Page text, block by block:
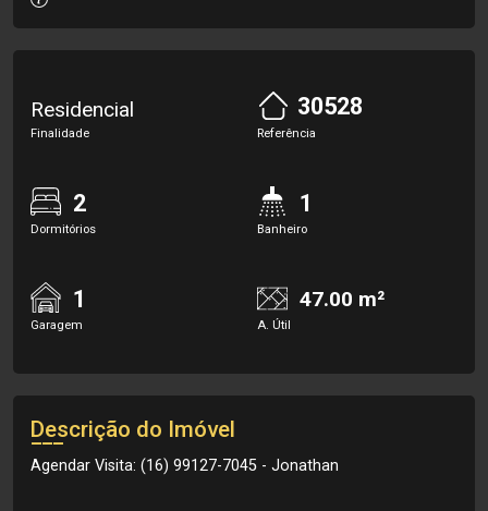
Residencial
Finalidade
30528
Referência
2
Dormitórios
1
Banheiro
1
Garagem
47.00 m²
A. Útil
Descrição do Imóvel
Agendar Visita: (16) 99127-7045 - Jonathan